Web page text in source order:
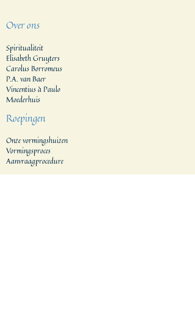
Over ons
Spiritualiteit
Elisabeth Gruyters
Carolus Borromeus
P.A. van Baer
Vincentius à Paulo
Moederhuis
Roepingen
Onze vormingshuizen
Vormingsproces
Aanvraagprocedure
Generalaat